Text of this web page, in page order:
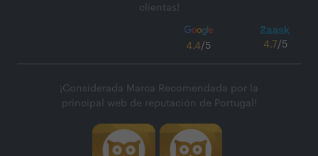
clientas!
4.4/5 4.7/5
¡Considerada Marca Recomendada por la
principal web de reputación de Portugal!